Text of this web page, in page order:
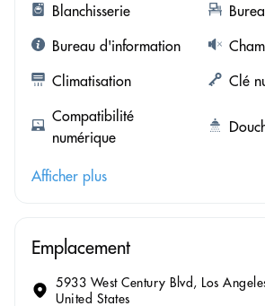
Blanchisserie
Bureau d'information
Climatisation
Clé
Compatibilité
numérique
Afficher plus
Emplacement
5933 West Century Blvd, Los
United States